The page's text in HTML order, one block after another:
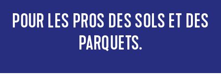
POUR LES PROS DES SOLS ET DES
PARQUETS.